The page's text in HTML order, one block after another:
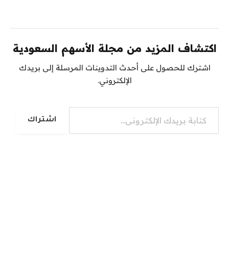
اكتشاف المزيد من مجلة الأسهم السعودية
اشترك للحصول على أحدث التدوينات المرسلة إلى بريدك
الإلكتروني.
كتابة بريدك الإلكتروني...
اشتراك